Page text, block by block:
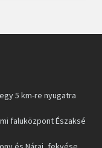
5 km-re nyugatra
faluközpont Északsé